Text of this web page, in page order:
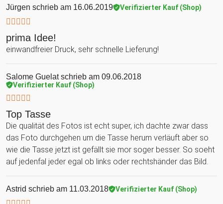
Jürgen schrieb am 16.06.2019 Verifizierter Kauf (Shop)
prima Idee!
einwandfreier Druck, sehr schnelle Lieferung!
Salome Guelatschrieb am 09.06.2018
Verifizierter Kauf (Shop)
Top Tasse
Die qualität des Fotos ist echt super, ich dachte zwar dass
das Foto durchgehen um die Tasse herum verläuft aber so
wie die Tasse jetzt ist gefällt sie mor soger besser. So soeht
auf jedenfal jeder egal ob links oder rechtshänder das Bild.
Astrid schrieb am 11.03.2018 Verifizierter Kauf (Shop)